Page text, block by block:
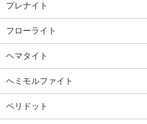
プレナイト
フローライト
ヘマタイト
ヘミモルファイト
ペリドット